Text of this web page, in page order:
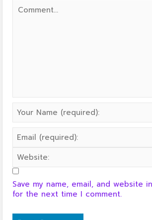
Save my name, email, and website
for the next time I comment.